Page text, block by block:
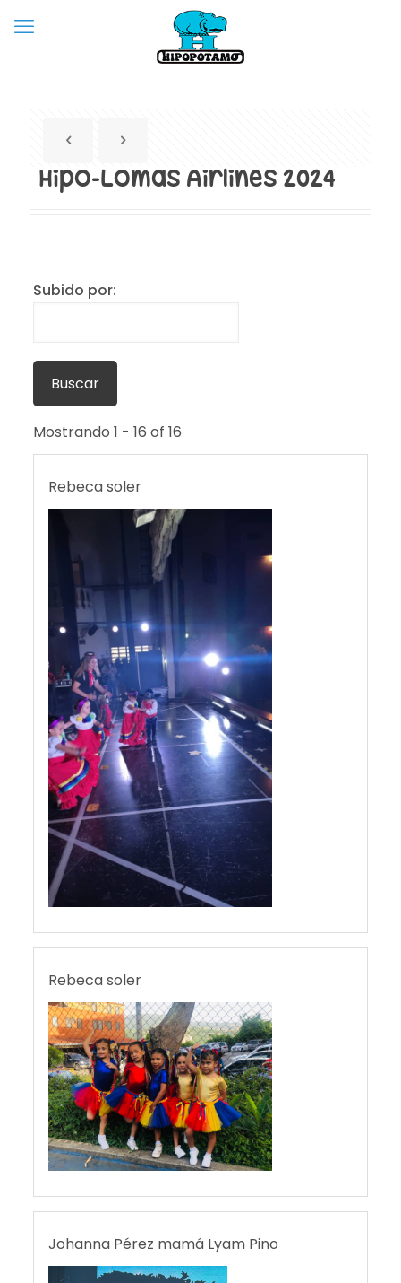
Hipo-Lomas Airlines 2024
Subido por:
Mostrando 1 - 16 of 16
Rebeca soler
Rebeca soler
Johanna Pérez mamá Lyam Pino